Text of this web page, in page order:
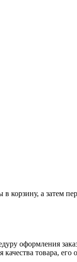
корзину, а затем
оформления
товара,